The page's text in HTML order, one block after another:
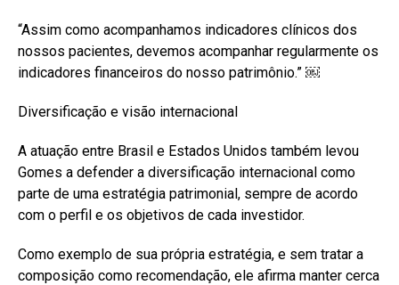
“Assim como acompanhamos indicadores clínicos dos
nossos pacientes, devemos acompanhar regularmente os
indicadores financeiros do nosso patrimônio.” ￼
Diversificação e visão internacional
A atuação entre Brasil e Estados Unidos também levou
Gomes a defender a diversificação internacional como
parte de uma estratégia patrimonial, sempre de acordo
com o perfil e os objetivos de cada investidor.
Como exemplo de sua própria estratégia, e sem tratar a
composição como recomendação, ele afirma manter cerca